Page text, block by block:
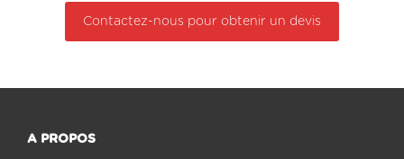
Contactez-nous pour obtenir un devis
A PROPOS